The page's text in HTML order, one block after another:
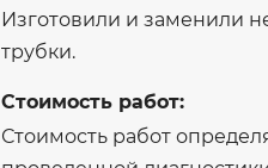
Изготовили и заменили
трубки.
Стоимость работ:
Стоимость работ